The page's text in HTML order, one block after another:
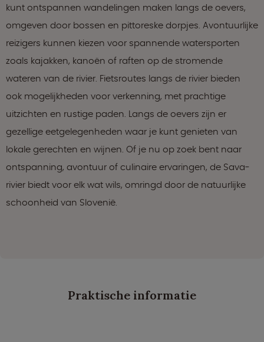
kunt ontspannen wandelingen maken langs de oevers,
omgeven door bossen en pittoreske dorpjes. Avontuurlijke
reizigers kunnen kiezen voor spannende watersporten
zoals kajakken, kanoën of raften op de stromende
wateren van de rivier. Fietsroutes langs de rivier bieden
ook mogelijkheden voor verkenning, met prachtige
uitzichten en rustige paden. Langs de oevers zijn er
gezellige eetgelegenheden waar je kunt genieten van
lokale gerechten en wijnen. Of je nu op zoek bent naar
ontspanning, avontuur of culinaire ervaringen, de Sava-
rivier biedt voor elk wat wils, omringd door de natuurlijke
schoonheid van Slovenië.
Praktische informatie